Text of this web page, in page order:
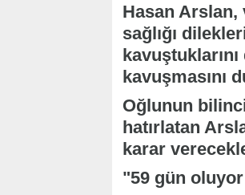
Hasan
sağlığı
kavuşmasını
Oğlunun
hatırlatan
karar
"59 gün